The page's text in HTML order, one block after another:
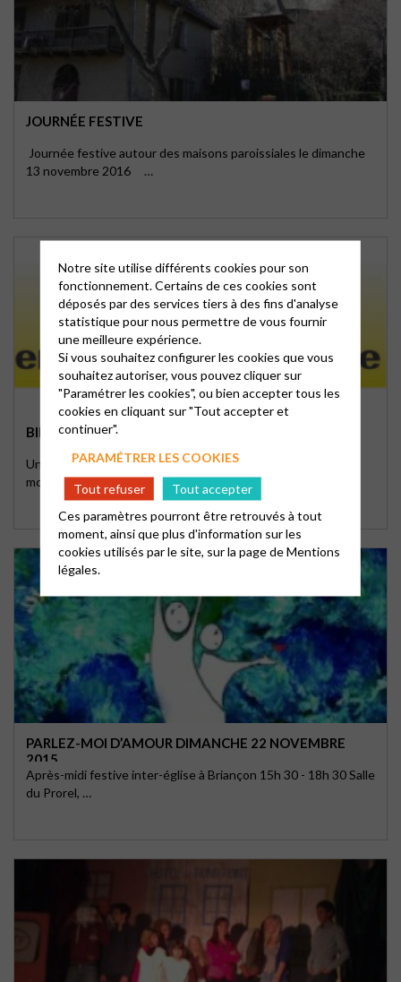
JOURNÉE FESTIVE
Journée festive autour des maisons paroissiales le dimanche
13 novembre 2016 …
BIBLE EN MONTAGNE 5ÈME SESSION
Une session d'étude biblique et de découverte de la
montagne DU 10 AU 15 JUILLET 2016 à …
PARLEZ-MOI D’AMOUR DIMANCHE 22 NOVEMBRE
2015
Après-midi festive inter-église à Briançon 15h 30 - 18h 30 Salle
du Prorel, …
Notre site utilise différents cookies pour son
fonctionnement. Certains de ces cookies sont
déposés par des services tiers à des fins d'analyse
statistique pour nous permettre de vous fournir
une meilleure expérience.
Si vous souhaitez configurer les cookies que vous
souhaitez autoriser, vous pouvez cliquer sur
"Paramétrer les cookies", ou bien accepter tous les
cookies en cliquant sur "Tout accepter et
continuer".
PARAMÉTRER LES COOKIES
Tout refuser
Tout accepter
Ces paramètres pourront être retrouvés à tout
moment, ainsi que plus d'information sur les
cookies utilisés par le site, sur la page deMentions
légales.